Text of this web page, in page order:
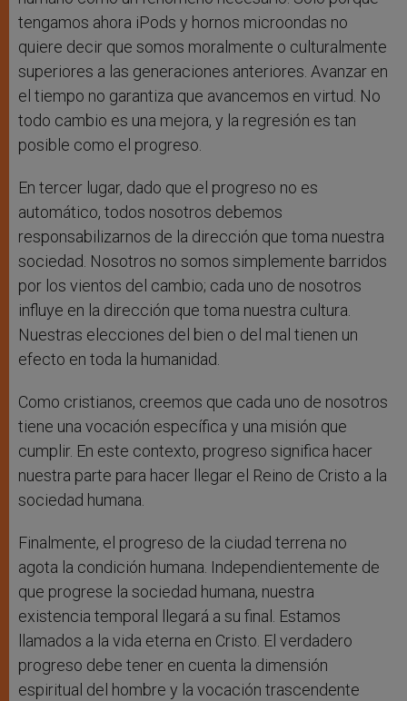
tengamos ahora iPods y hornos microondas no
quiere decir que somos moralmente o culturalmente
superiores a las generaciones anteriores. Avanzar en
el tiempo no garantiza que avancemos en virtud. No
todo cambio es una mejora, y la regresión es tan
posible como el progreso.
En tercer lugar, dado que el progreso no es
automático, todos nosotros debemos
responsabilizarnos de la dirección que toma nuestra
sociedad. Nosotros no somos simplemente barridos
por los vientos del cambio; cada uno de nosotros
influye en la dirección que toma nuestra cultura.
Nuestras elecciones del bien o del mal tienen un
efecto en toda la humanidad.
Como cristianos, creemos que cada uno de nosotros
tiene una vocación específica y una misión que
cumplir. En este contexto, progreso significa hacer
nuestra parte para hacer llegar el Reino de Cristo a la
sociedad humana.
Finalmente, el progreso de la ciudad terrena no
agota la condición humana. Independientemente de
que progrese la sociedad humana, nuestra
existencia temporal llegará a su final. Estamos
llamados a la vida eterna en Cristo. El verdadero
progreso debe tener en cuenta la dimensión
espiritual del hombre y la vocación trascendente